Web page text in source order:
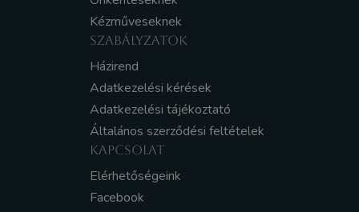
Kézműveseknek
SZABÁLYZATOK
Házirend
Adatkezelési kérések
Adatkezelési tájékoztató
Általános szerződési feltételek
KAPCSOLAT
Elérhetőségeink
Facebook